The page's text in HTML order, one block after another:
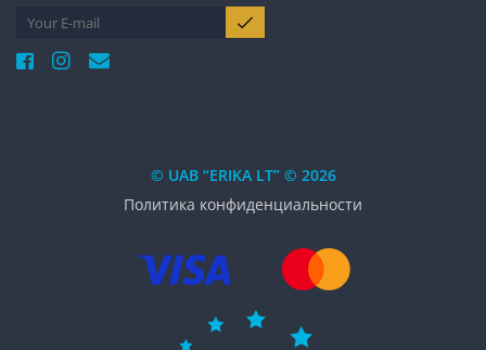
© UAB “ERIKA LT” © 2026
Политика конфиденциальности